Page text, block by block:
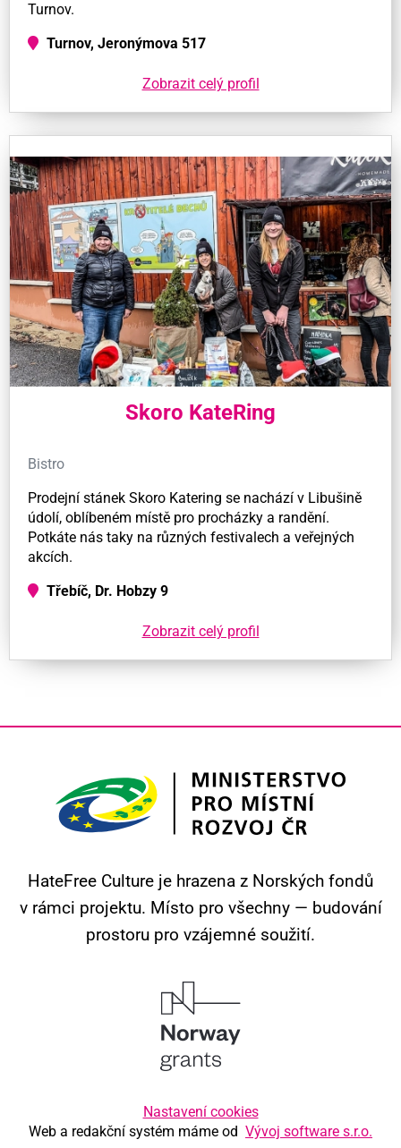
Turnov.
Turnov, Jeronýmova 517
Zobrazit celý profil
Skoro KateRing
Bistro
Prodejní stánek Skoro Katering se nachází v Libušině
údolí, oblíbeném místě pro procházky a randění.
Potkáte nás taky na různých festivalech a veřejných
akcích.
Třebíč, Dr. Hobzy 9
Zobrazit celý profil
HateFree Culture je hrazena z Norských fondů
v rámci projektu. Místo pro všechny — budování
prostoru pro vzájemné soužití.
Nastavení cookies
Web a redakční systém máme od Vývoj software s.r.o.